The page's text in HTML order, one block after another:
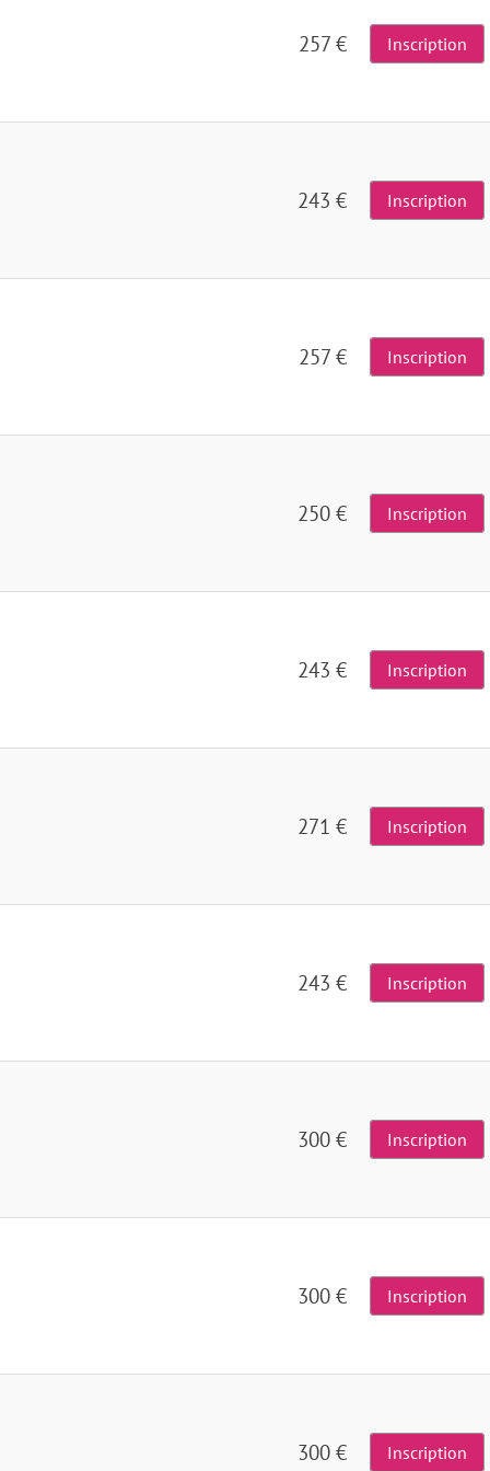
257 € Inscription
243 € Inscription
257 € Inscription
250 € Inscription
243 € Inscription
271 € Inscription
243 € Inscription
300 € Inscription
300 € Inscription
300 € Inscription